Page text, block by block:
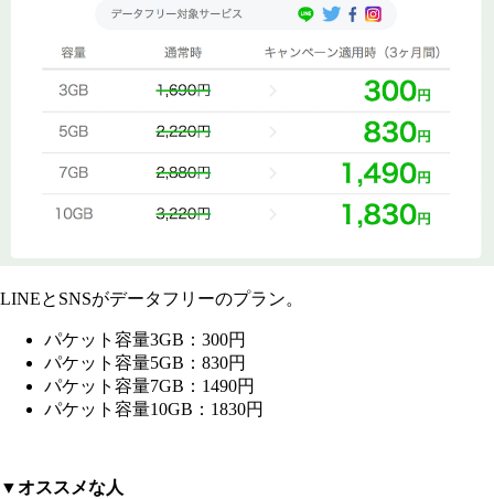
LINEとSNSがデータフリーのプラン。
パケット容量3GB：300円
パケット容量5GB：830円
パケット容量7GB：1490円
パケット容量10GB：1830円
▼オススメな人